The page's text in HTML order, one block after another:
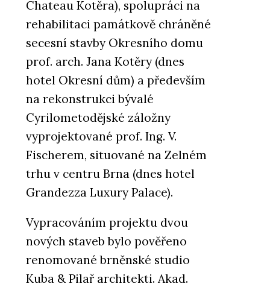
Chateau Kotěra), spolupráci na
rehabilitaci památkově chráněné
secesní stavby Okresního domu
prof. arch. Jana Kotěry (dnes
hotel Okresní dům) a především
na rekonstrukci bývalé
Cyrilometodějské záložny
vyprojektované prof. Ing. V.
Fischerem, situované na Zelném
trhu v centru Brna (dnes hotel
Grandezza Luxury Palace).
Vypracováním projektu dvou
nových staveb bylo pověřeno
renomované brněnské studio
Kuba & Pilař architekti. Akad.